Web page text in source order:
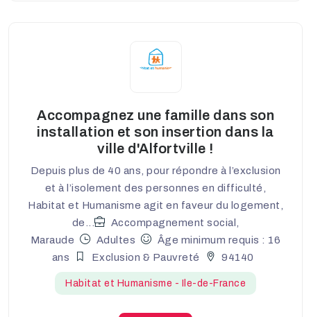
Accompagnez une famille dans son
installation et son insertion dans la
ville d'Alfortville !
Depuis plus de 40 ans, pour répondre à l’exclusion
et à l’isolement des personnes en difficulté,
Habitat et Humanisme agit en faveur du logement,
de...
Accompagnement social,
Maraude
Adultes
Âge minimum requis : 16
ans
Exclusion & Pauvreté 94140
Habitat et Humanisme - Ile-de-France